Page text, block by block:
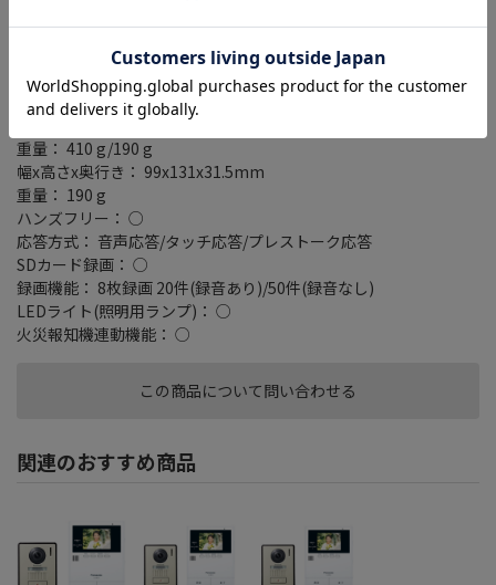
この商品について問い合わせる
消費電力： ドアホン親機(待受時)約2.3W/(動作時)約8W
モニタサイズ： 3.5型
最大接続台数： 玄関子機2台・室内モニター2台(親1台・増設モニ
ター1台)
幅x高さx奥行き： 143x186x23.5mm/99x131x31.5mm
重量： 410 g/190 g
幅x高さx奥行き： 99x131x31.5mm
重量： 190 g
ハンズフリー： ○
応答方式： 音声応答/タッチ応答/プレストーク応答
SDカード録画： ○
録画機能： 8枚録画 20件(録音あり)/50件(録音なし)
LEDライト(照明用ランプ)： ○
火災報知機連動機能： ○
関連のおすすめ商品